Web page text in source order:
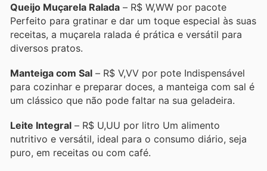
Queijo Muçarela Ralada – R$ W,WW por pacote
Perfeito para gratinar e dar um toque especial às suas
receitas, a muçarela ralada é prática e versátil para
diversos pratos.
Manteiga com Sal – R$ V,VV por pote Indispensável
para cozinhar e preparar doces, a manteiga com sal é
um clássico que não pode faltar na sua geladeira.
Leite Integral – R$ U,UU por litro Um alimento
nutritivo e versátil, ideal para o consumo diário, seja
puro, em receitas ou com café.